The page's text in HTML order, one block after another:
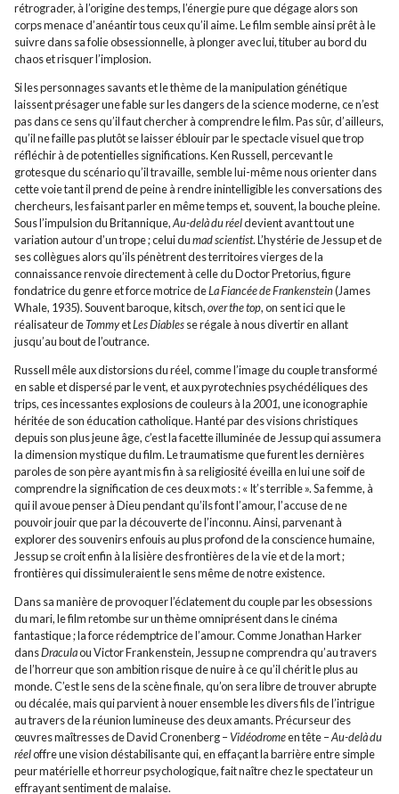
rétrograder, à l’origine des temps, l’énergie pure que dégage alors son
corps menace d’anéantir tous ceux qu’il aime. Le film semble ainsi prêt à le
suivre dans sa folie obsessionnelle, à plonger avec lui, tituber au bord du
chaos et risquer l’implosion.
Si les personnages savants et le thème de la manipulation génétique
laissent présager une fable sur les dangers de la science moderne, ce n’est
pas dans ce sens qu’il faut chercher à comprendre le film. Pas sûr, d’ailleurs,
qu’il ne faille pas plutôt se laisser éblouir par le spectacle visuel que trop
réfléchir à de potentielles significations. Ken Russell, percevant le
grotesque du scénario qu’il travaille, semble lui-même nous orienter dans
cette voie tant il prend de peine à rendre inintelligible les conversations des
chercheurs, les faisant parler en même temps et, souvent, la bouche pleine.
Sous l’impulsion du Britannique,Au-delà du réeldevient avant tout une
variation autour d’un trope ; celui dumad scientist. L’hystérie de Jessup et de
ses collègues alors qu’ils pénètrent des territoires vierges de la
connaissance renvoie directement à celle du Doctor Pretorius, figure
fondatrice du genre et force motrice deLa Fiancée de Frankenstein(James
Whale, 1935). Souvent baroque, kitsch,over the top, on sent ici que le
réalisateur deTommyetLes Diablesse régale à nous divertir en allant
jusqu’au bout de l’outrance.
Russell mêle aux distorsions du réel, comme l’image du couple transformé
en sable et dispersé par le vent, et aux pyrotechnies psychédéliques des
trips, ces incessantes explosions de couleurs à la 2001, une iconographie
héritée de son éducation catholique. Hanté par des visions christiques
depuis son plus jeune âge, c’est la facette illuminée de Jessup qui assumera
la dimension mystique du film. Le traumatisme que furent les dernières
paroles de son père ayant mis fin à sa religiosité éveilla en lui une soif de
comprendre la signification de ces deux mots : « It’s terrible ». Sa femme, à
qui il avoue penser à Dieu pendant qu’ils font l’amour, l’accuse de ne
pouvoir jouir que par la découverte de l’inconnu. Ainsi, parvenant à
explorer des souvenirs enfouis au plus profond de la conscience humaine,
Jessup se croit enfin à la lisière des frontières de la vie et de la mort ;
frontières qui dissimuleraient le sens même de notre existence.
Dans sa manière de provoquer l’éclatement du couple par les obsessions
du mari, le film retombe sur un thème omniprésent dans le cinéma
fantastique ; la force rédemptrice de l’amour. Comme Jonathan Harker
dansDraculaou Victor Frankenstein, Jessup ne comprendra qu’au travers
de l’horreur que son ambition risque de nuire à ce qu’il chérit le plus au
monde. C’est le sens de la scène finale, qu’on sera libre de trouver abrupte
ou décalée, mais qui parvient à nouer ensemble les divers fils de l’intrigue
au travers de la réunion lumineuse des deux amants. Précurseur des
œuvres maîtresses de David Cronenberg – Vidéodromeen tête –Au-delà du
réeloffre une vision déstabilisante qui, en effaçant la barrière entre simple
peur matérielle et horreur psychologique, fait naître chez le spectateur un
effrayant sentiment de malaise.